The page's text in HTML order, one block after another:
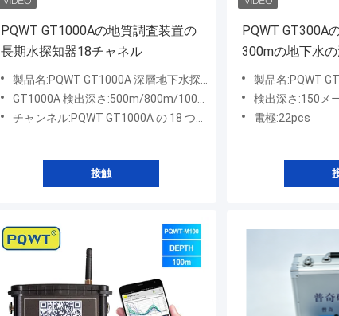
PQWT GT1000Aの地質調査装置の
長期水探知器18チャネル
製品名:PQWT GT1000A 深層地下水探知機
GT1000A 検出深さ:500m/800m/1000m
チャンネル:PQWT GT1000A の 18 つのチャンネル
接触
PQWT GT300A
300mの地下水
製品名:PQWT
検出深さ:150メ
電極:22pcs